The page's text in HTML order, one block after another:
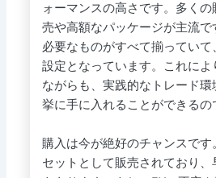
ォーマンスの高さです。多く
売や高額なパッケージが主流で
必要なものがすべて揃ってい
設定となっています。これによ
ながらも、実践的なトレード
挙に手に入れることができるの
購入は今が絶好のチャンスです
セットとして販売されており